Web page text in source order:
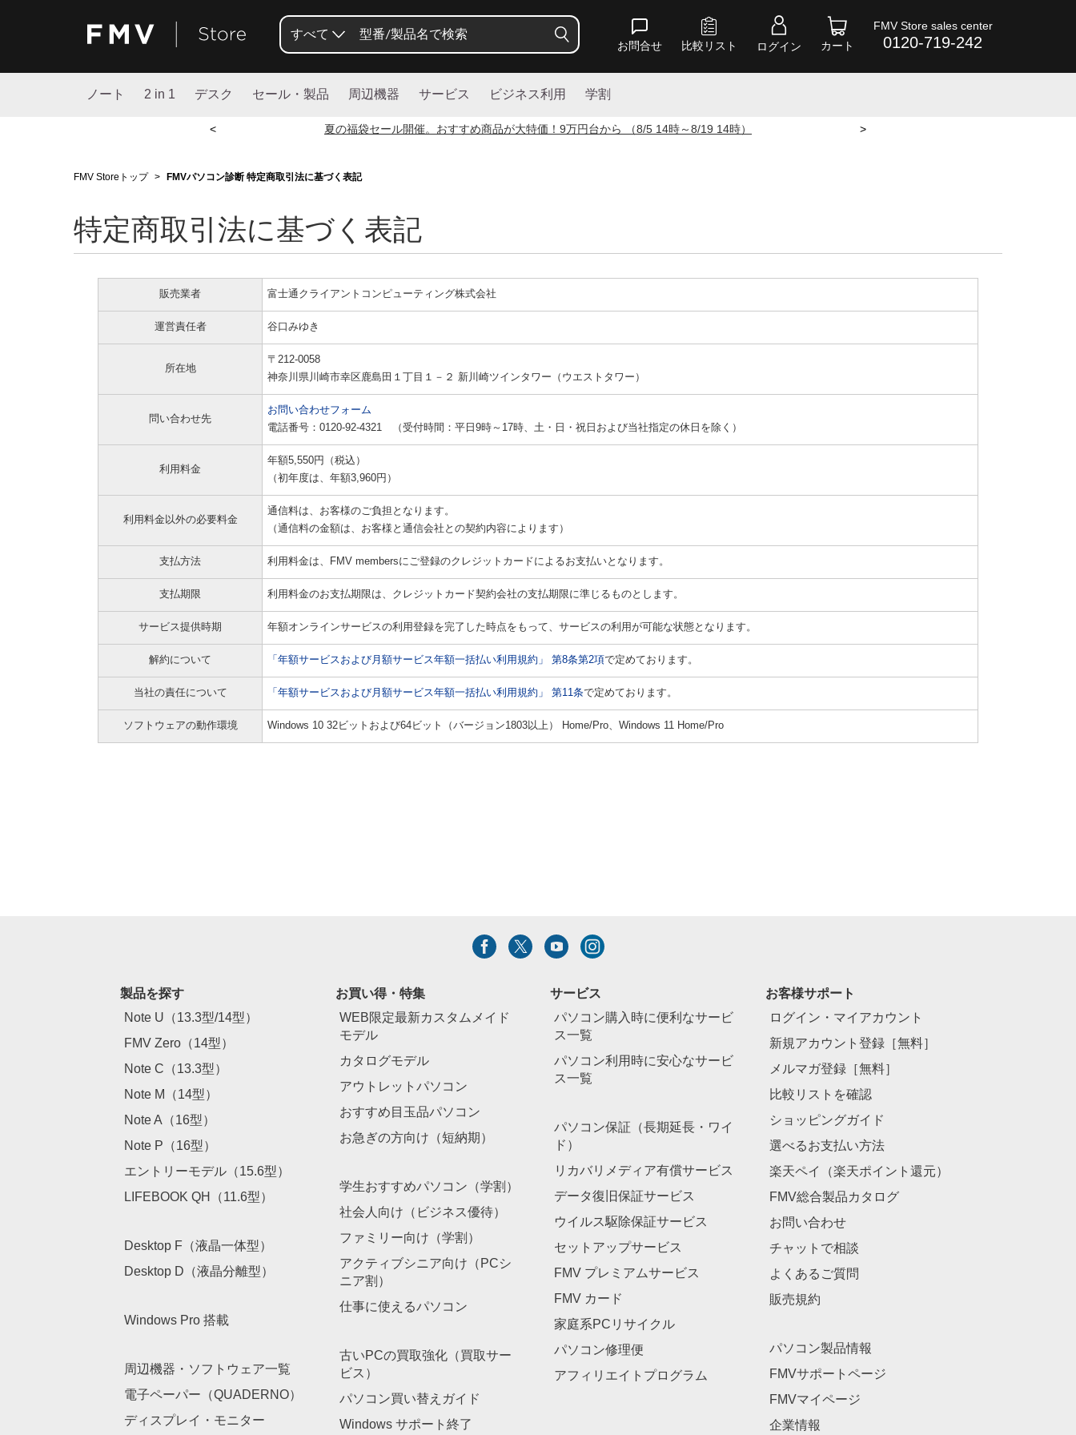
すべて
お問合せ 比較リスト ログイン カート
FMV Store sales center
0120-719-242
ノート 2 in 1 デスク セール・製品 周辺機器 サービス ビジネス利用 学割
夏の福袋セール開催。おすすめ商品が大特価！ 9万円台から （8/5 14時～8/19 14時）
< >
FMV Storeトップ > FMVパソコン診断 特定商取引法に基づく表記
特定商取引法に基づく表記
販売業者 富士通クライアントコンピューティング株式会社
運営責任者 谷口みゆき
所在地
〒212-0058
神奈川県川崎市幸区鹿島田１丁目１－２ 新川崎ツインタワー（ウエストタワー）
問い合わせ先
お問い合わせフォーム
電話番号：0120-92-4321 （受付時間：平日9時～17時、土・日・祝日および当社指定の休日を除く）
利用料金
年額5,550円（税込）
（初年度は、年額3,960円）
利用料金以外の必要料金
通信料は、お客様のご負担となります。
（通信料の金額は、お客様と通信会社との契約内容によります）
支払方法 利用料金は、FMV membersにご登録のクレジットカードによるお支払いとなります。
支払期限 利用料金のお支払期限は、クレジットカード契約会社の支払期限に準じるものとします。
サービス提供時期 年額オンラインサービスの利用登録を完了した時点をもって、サービスの利用が可能な状態となります。
解約について 「年額サービスおよび月額サービス年額一括払い利用規約」 第8条第2項で定めております。
当社の責任について 「年額サービスおよび月額サービス年額一括払い利用規約」 第11条で定めております。
ソフトウェアの動作環境 Windows 10 32ビットおよび64ビット（バージョン1803以上） Home/Pro、Windows 11 Home/Pro
製品を探す
Note U（13.3型/14型）
FMV Zero（14型）
Note C（13.3型）
Note M（14型）
Note A（16型）
Note P（16型）
エントリーモデル（15.6型）
LIFEBOOK QH（11.6型）
Desktop F（液晶一体型）
Desktop D（液晶分離型）
Windows Pro 搭載
周辺機器・ソフトウェア一覧
電子ペーパー（QUADERNO）
ディスプレイ・モニター
お買い得・特集
WEB限定最新カスタムメイド
モデル
カタログモデル
アウトレットパソコン
おすすめ目玉品パソコン
お急ぎの方向け（短納期）
学生おすすめパソコン（学割）
社会人向け（ビジネス優待）
ファミリー向け（学割）
アクティブシニア向け（PCシ
ニア割）
仕事に使えるパソコン
古いPCの買取強化（買取サー
ビス）
パソコン買い替えガイド
Windows サポート終了
サービス
パソコン購入時に便利なサービ
ス一覧
パソコン利用時に安心なサービ
ス一覧
パソコン保証（長期延長・ワイ
ド）
リカバリメディア有償サービス
データ復旧保証サービス
ウイルス駆除保証サービス
セットアップサービス
FMV プレミアムサービス
FMV カード
家庭系PCリサイクル
パソコン修理便
アフィリエイトプログラム
お客様サポート
ログイン・マイアカウント
新規アカウント登録［無料］
メルマガ登録［無料］
比較リストを確認
ショッピングガイド
選べるお支払い方法
楽天ペイ（楽天ポイント還元）
FMV総合製品カタログ
お問い合わせ
チャットで相談
よくあるご質問
販売規約
パソコン製品情報
FMVサポートページ
FMVマイページ
企業情報